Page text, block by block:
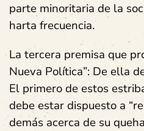
parte minoritaria de la
harta frecuencia.
La tercera premisa que
Nueva Política”: De ella
El primero de estos
debe estar dispuesto a
demás acerca de su